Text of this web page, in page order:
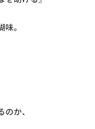
。
か、